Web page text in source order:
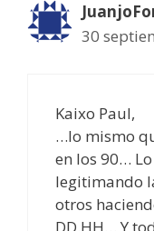
30
Kaixo Paul,
…lo mismo
en los 90…
legitimando
otros
DD.HH… Y